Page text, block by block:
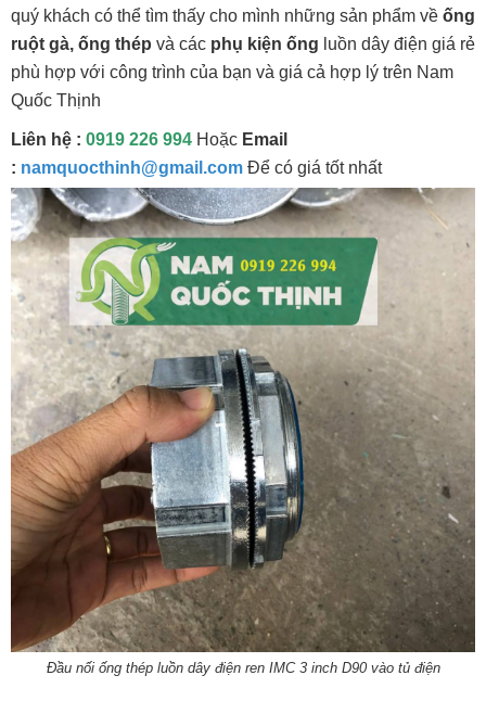
quý khách có thể tìm thấy cho mình những sản phẩm về ống
ruột gà, ống thép và các phụ kiện ống luồn dây điện giá rẻ
phù hợp với công trình của bạn và giá cả hợp lý trên Nam
Quốc Thịnh
Liên hệ : 0919 226 994 Hoặc Email
: namquocthinh@gmail.com Để có giá tốt nhất
Đầu nối ống thép luồn dây điện ren IMC 3 inch D90 vào tủ điện